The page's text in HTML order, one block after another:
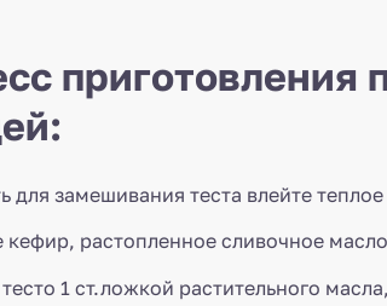
приготовления
для замешивания теста влейте
кефир, растопленное сливочное
1 ст.ложкой растительного